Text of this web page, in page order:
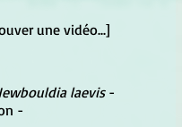
une vidéo...]
laevis -
-